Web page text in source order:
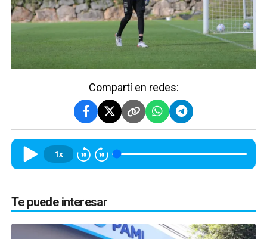
Compartí en redes:
1x
Te puede interesar